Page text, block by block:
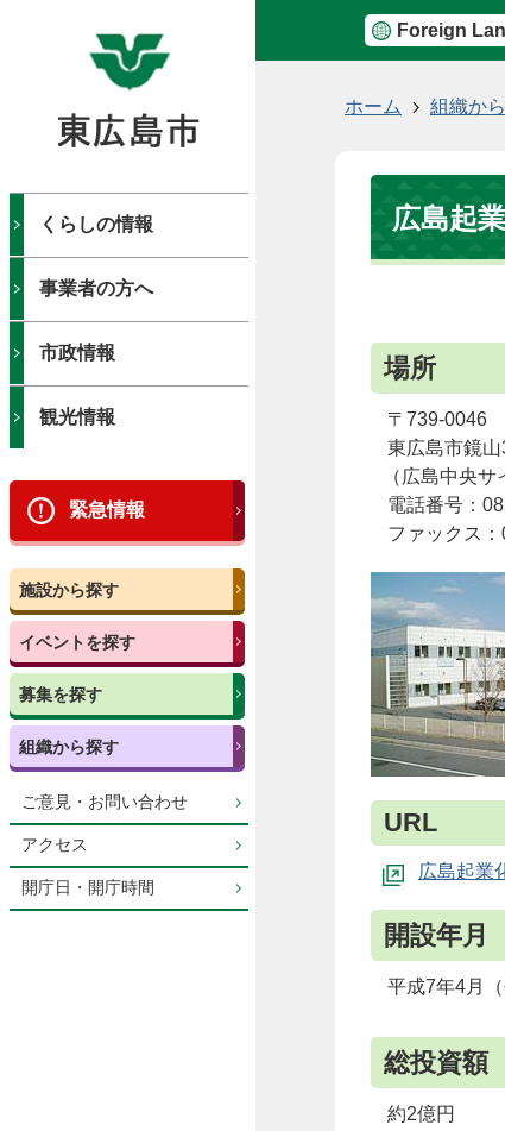
Foreign
くらしの情報
事業者の方へ
市政情報
観光情報
緊急情報
施設から探す
イベントを探す
募集を探す
組織から探す
ご意見・お問い合わせ
アクセス
開庁日・開庁時間
ホーム 組織か
広島起
場所
〒739-0046
東広島市鏡
（広島中央サ
電話番号：
ファックス
URL
広島起業
開設年月
平成7年4月
総投資額
約2億円